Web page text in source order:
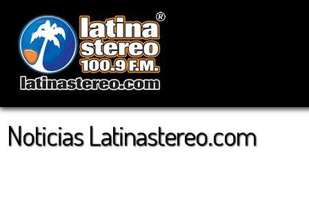
Noticias Latinastereo.com